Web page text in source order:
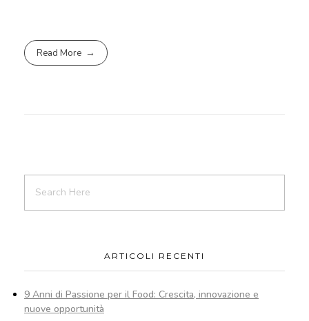
Read More
ARTICOLI RECENTI
9 Anni di Passione per il Food: Crescita, innovazione e
nuove opportunità